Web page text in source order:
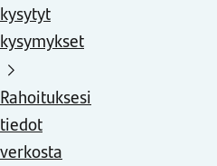
kysytyt
kysymykset
Rahoituksesi
tiedot
verkosta